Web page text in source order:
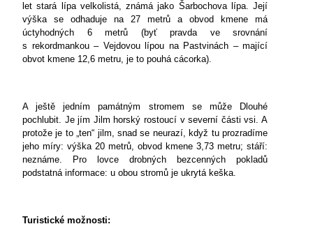
let stará lípa velkolistá, známá jako Šarbochova lípa. Její
výška se odhaduje na 27 metrů a obvod kmene má
úctyhodných 6 metrů (byť pravda ve srovnání
s rekordmankou – Vejdovou lípou na Pastvinách – mající
obvot kmene 12,6 metru, je to pouhá cácorka).
A ještě jedním památným stromem se může Dlouhé
pochlubit. Je jím Jilm horský rostoucí v severní části vsi. A
protože je to „ten“ jilm, snad se neurazí, když tu prozradíme
jeho míry: výška 20 metrů, obvod kmene 3,73 metru; stáří:
neznáme. Pro lovce drobných bezcenných pokladů
podstatná informace: u obou stromů je ukrytá keška.
Turistické možnosti: